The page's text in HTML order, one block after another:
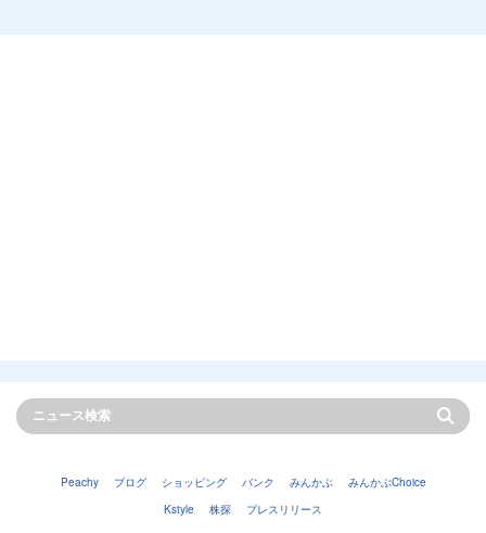
Peachy ブログ ショッピング バンク みんかぶ
みんかぶChoice
Kstyle
株探 プレスリリース